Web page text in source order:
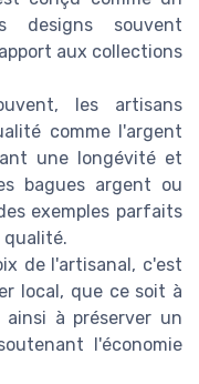
designs souvent
aux collections
les artisans
comme l'argent
une longévité et
bagues argent ou
exemples parfaits
qualité.
de l'artisanal, c'est
local, que ce soit à
à préserver un
l'économie